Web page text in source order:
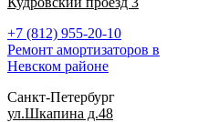
+7 (812) 955-20-10
Ремонт амортизаторов в
Невском районе
Санкт-Петербург
ул.Шкапина д.48